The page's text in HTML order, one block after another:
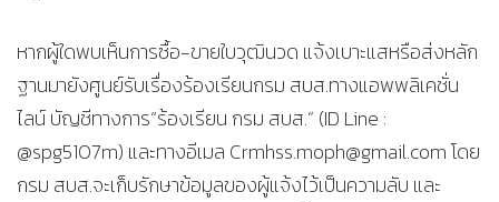
หากผู้ใดพบเห็นการซื้อ-ขายใบวุฒินวด แจ้งเบาะแสหรือส่งหลัก
ฐานมายังศูนย์รับเรื่องร้องเรียนกรม สบส.ทางแอพพลิเคชั่น
ไลน์ บัญชีทางการ“ร้องเรียน กรม สบส.” (ID Line :
@spg5107m) และทางอีเมล Crmhss.moph@gmail.com โดย
กรม สบส.จะเก็บรักษาข้อมูลของผู้แจ้งไว้เป็นความลับ และ